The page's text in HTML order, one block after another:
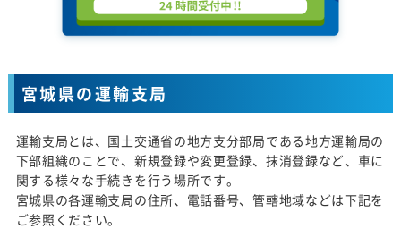
宮城県の運輸支局
運輸支局とは、国土交通省の地方支分部局である地方運輸局の
下部組織のことで、新規登録や変更登録、抹消登録など、車に
関する様々な手続きを行う場所です。
宮城県の各運輸支局の住所、電話番号、管轄地域などは下記を
ご参照ください。